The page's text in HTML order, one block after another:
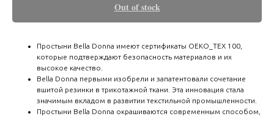
Out of stock
Простыни Bella Donna имеют сертификаты OEKO_TEX 100,
которые подтверждают безопасность материалов и их
высокое качество.
Bella Donna первыми изобрели и запатентовали сочетание
вшитой резинки в трикотажной ткани. Эта инновация стала
значимым вкладом в развитии текстильной промышленности.
Простыни Bella Donna окрашиваются современным способом,